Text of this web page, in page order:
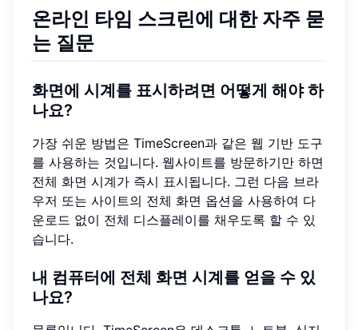
온라인 타임 스크린에 대한 자주 묻
는 질문
화면에 시계를 표시하려면 어떻게 해야 하
나요?
가장 쉬운 방법은 TimeScreen과 같은 웹 기반 도구
를 사용하는 것입니다. 웹사이트를 방문하기만 하면
전체 화면 시계가 즉시 표시됩니다. 그런 다음 브라
우저 또는 사이트의 전체 화면 옵션을 사용하여 다
운로드 없이 전체 디스플레이를 채우도록 할 수 있
습니다.
내 컴퓨터에 전체 화면 시계를 얻을 수 있
나요?